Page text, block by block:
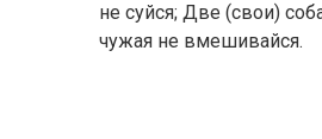
не суйся; Две (свои)
чужая не вмешивайся.